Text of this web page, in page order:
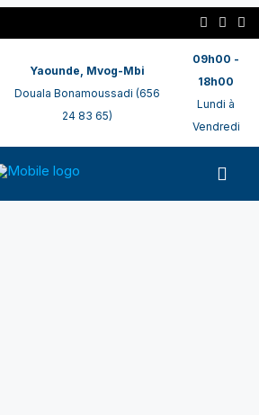
Yaounde, Mvog-Mbi
Douala Bonamoussadi (656
24 83 65)
09h00 -
18h00
Lundi à
Vendredi